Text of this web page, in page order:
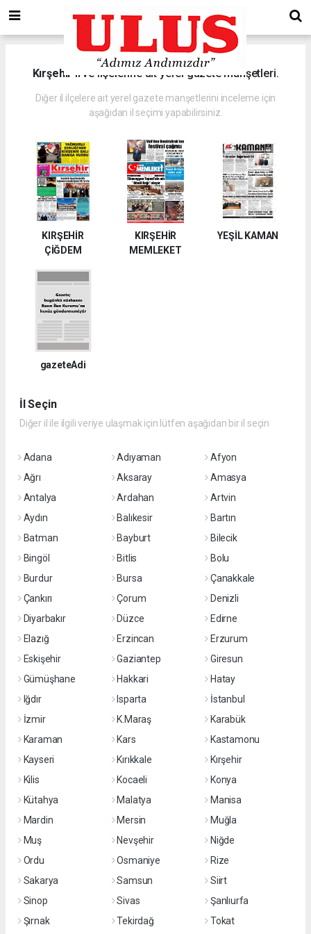
Kırşehir il ve ilçelerine ait yerel gazete manşetleri.
Diğer il ilçelere ait yerel gazete manşetlerini inceleme için
aşağıdan il seçimi yapabilirsiniz.
KIRŞEHİR
ÇİĞDEM
KIRŞEHİR
MEMLEKET
YEŞİL KAMAN
gazeteAdi
İl Seçin
Diğer il ile ilgili veriye ulaşmak için lütfen aşağıdan bir il seçin
Adana Adıyaman
Afyon
Ağrı
Aksaray
Amasya
Antalya
Ardahan
Artvin
Aydın
Balıkesir
Bartın
Batman
Bayburt
Bilecik
Bingöl
Bitlis
Bolu
Burdur
Bursa
Çanakkale
Çankırı
Çorum
Denizli
Diyarbakır
Düzce
Edirne
Elazığ
Erzincan
Erzurum
Eskişehir
Gaziantep
Giresun
Gümüşhane
Hakkari
Hatay
Iğdır
Isparta
İstanbul
İzmir
K.Maraş
Karabük
Karaman
Kars
Kastamonu
Kayseri
Kırıkkale
Kırşehir
Kilis
Kocaeli
Konya
Kütahya
Malatya
Manisa
Mardin
Mersin
Muğla
Muş
Nevşehir
Niğde
Ordu
Osmaniye
Rize
Sakarya
Samsun
Siirt
Sinop
Sivas
Şanlıurfa
Şırnak
Tekirdağ Tokat